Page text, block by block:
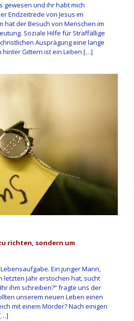
gewesen und ihr habt mich
Endzeitrede von Jesus im
hat der Besuch von Menschen im
Soziale Hilfe für Straffällige
Ausprägung eine lange
hinter Gittern ist ein Leben […]
richten, sondern um
Ein junger Mann,
letzten Jahr erstochen hat, sucht
ihm schreiben?“ fragte uns der
unserem neuen Leben einen
mit einem Mörder? Nach einigen